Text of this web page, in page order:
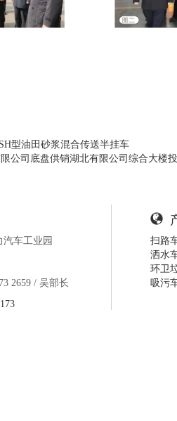
型油田砂浆混合传送半挂车
公司底盘供销湖北有限公司综合大楼
汽车工业园
2659 / 吴部长
扫路
洒水
环卫
吸污